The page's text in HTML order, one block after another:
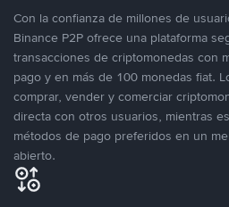
Con la confianza de millones de
Binance P2P ofrece una plataforma
transacciones de criptomonedas con
pago y en más de 100 monedas fiat.
comprar, vender y comerciar
directa con otros usuarios, mientras
métodos de pago preferidos en un
abierto.